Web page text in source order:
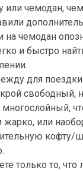
чемодан,
на чемодан
и быстро
для
свободный,
многослойный,
жарко, или
кофту/
только то, что